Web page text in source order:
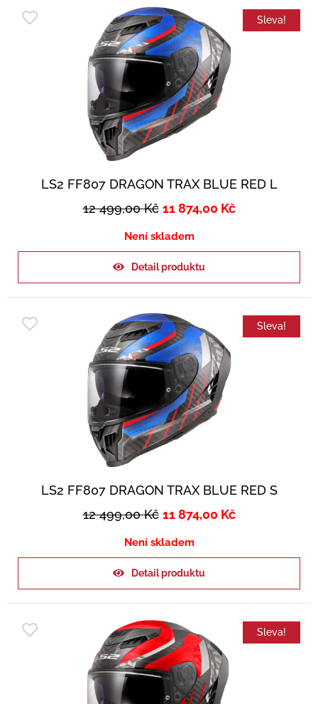
Sleva!
LS2 FF807 DRAGON TRAX BLUE RED L
12 499,00Kč 11 874,00 Kč
Není skladem
Detail produktu
Sleva!
LS2 FF807 DRAGON TRAX BLUE RED S
12 499,00Kč 11 874,00 Kč
Není skladem
Detail produktu
Sleva!